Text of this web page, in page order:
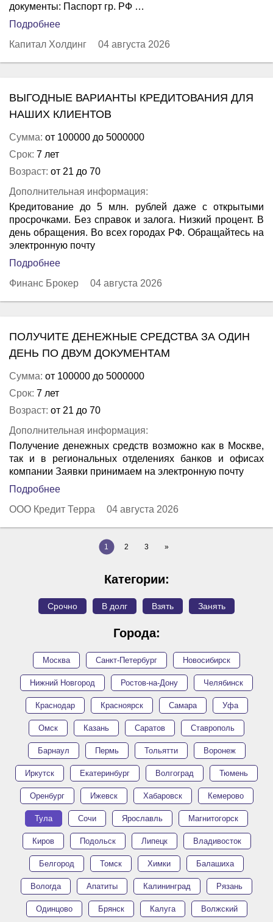
документы: Паспорт гр. РФ …
Подробнее
Капитал Холдинг
04 августа 2026
ВЫГОДНЫЕ ВАРИАНТЫ КРЕДИТОВАНИЯ ДЛЯ
НАШИХ КЛИЕНТОВ
Сумма: от 100000 до 5000000
Срок: 7 лет
Возраст: от 21 до 70
Дополнительная информация:
Кредитование до 5 млн. рублей даже с открытыми
просрочками. Без справок и залога. Низкий процент. В
день обращения. Во всех городах РФ. Обращайтесь на
электронную почту
Подробнее
Финанс Брокер
04 августа 2026
ПОЛУЧИТЕ ДЕНЕЖНЫЕ СРЕДСТВА ЗА ОДИН
ДЕНЬ ПО ДВУМ ДОКУМЕНТАМ
Сумма: от 100000 до 5000000
Срок: 7 лет
Возраст: от 21 до 70
Дополнительная информация:
Получение денежных средств возможно как в Москве,
так и в региональных отделениях банков и офисах
компании Заявки принимаем на электронную почту
Подробнее
ООО Кредит Терра
04 августа 2026
1 2 3 »
Категории:
Срочно В долг Взять Занять
Города:
Москва Санкт-Петербург Новосибирск
Нижний Новгород Ростов-на-Дону Челябинск
Краснодар Красноярск Самара Уфа
Омск Казань Саратов Ставрополь
Барнаул Пермь Тольятти Воронеж
Иркутск Екатеринбург Волгоград Тюмень
Оренбург Ижевск Хабаровск Кемерово
Тула Сочи Ярославль Магнитогорск
Киров Подольск Липецк Владивосток
Белгород Томск Химки Балашиха
Вологда Апатиты Калининград Рязань
Одинцово Брянск Калуга Волжский